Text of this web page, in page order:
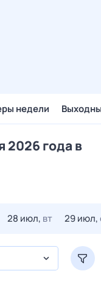
недели
2026 года в
28 июл, вт 29 июл,